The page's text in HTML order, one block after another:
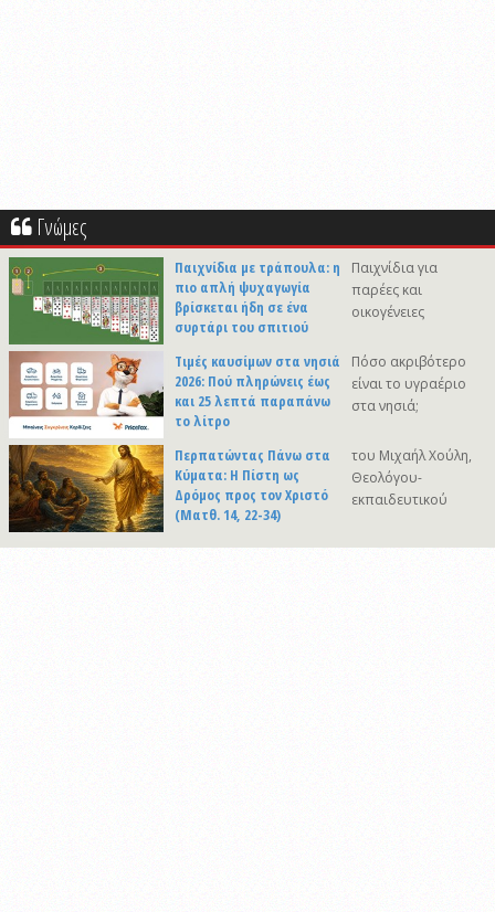
Γνώμες
Παιχνίδια με τράπουλα: η
πιο απλή ψυχαγωγία
βρίσκεται ήδη σε ένα
συρτάρι του σπιτιού
Παιχνίδια για
παρέες και
οικογένειες
Τιμές καυσίμων στα νησιά
2026: Πού πληρώνεις έως
και 25 λεπτά παραπάνω
το λίτρο
Πόσο ακριβότερο
είναι το υγραέριο
στα νησιά;
Περπατώντας Πάνω στα
Κύματα: Η Πίστη ως
Δρόμος προς τον Χριστό
(Ματθ. 14, 22-34)
του Μιχαήλ Χούλη,
Θεολόγου-
εκπαιδευτικού